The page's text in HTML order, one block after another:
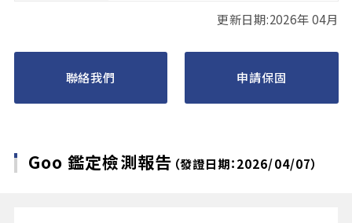
更新日期:2026年 04月
聯絡我們 申請保固
Goo 鑑定檢測報告 （發證日期：2026/04/07）